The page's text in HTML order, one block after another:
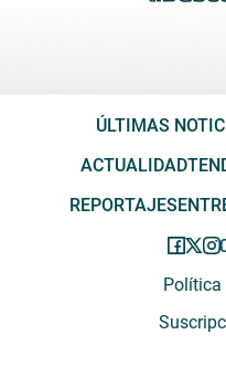
ÚLTIMAS
ACTUALIDAD
REPORTAJES
Política